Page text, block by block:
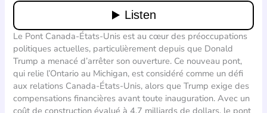
Le Pont Canada-États-Unis est au cœur des préoccupations
politiques actuelles, particulièrement depuis que Donald
Trump a menacé d’arrêter son ouverture. Ce nouveau pont,
qui relie l’Ontario au Michigan, est considéré comme un défi
aux relations Canada-États-Unis, alors que Trump exige des
compensations financières avant toute inauguration. Avec un
coût de construction évalué à 4,7 milliards de dollars, le pont